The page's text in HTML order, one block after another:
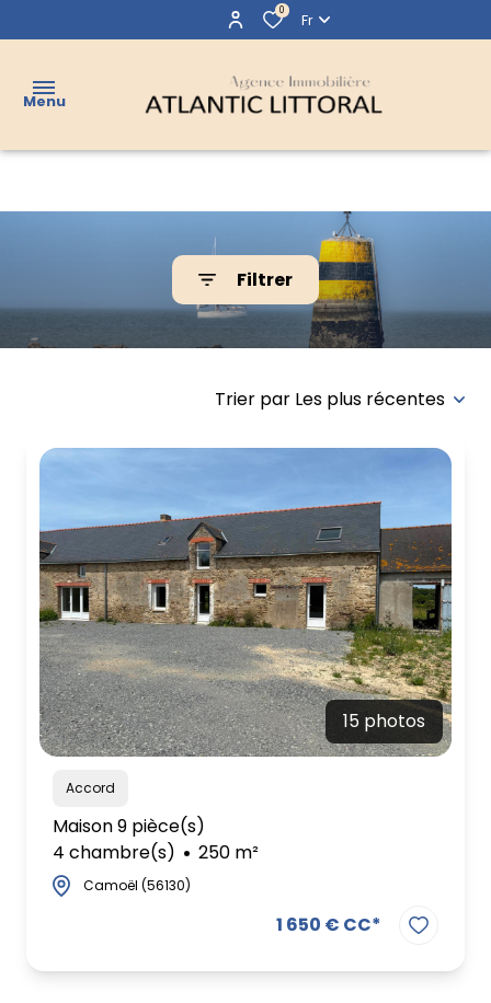
0
Fr
Menu
CONTACT
Filtrer
Accueil Location
Trier par Les plus récentes
15 photos
Accord
Maison 9 pièce(s)
4 chambre(s)
250 m²
Camoël (56130)
1 650 € CC*